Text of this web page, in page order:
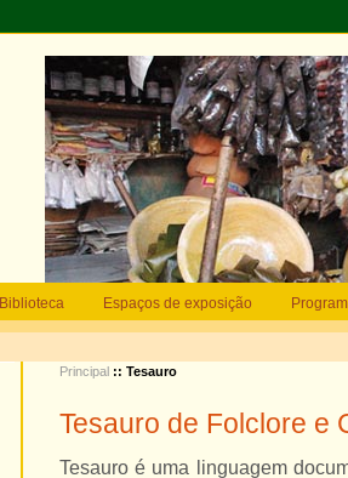
Biblioteca Espaços de exposição
Principal :: Tesauro
Tesauro de Folclore e
Tesauro é uma linguagem